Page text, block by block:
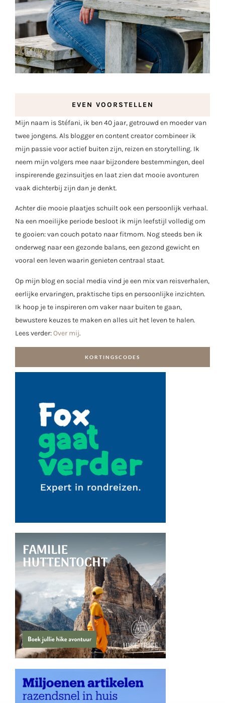
EVEN VOORSTELLEN
Mijn naam is Stéfani, ik ben 40 jaar, getrouwd en moeder van
twee jongens. Als blogger en content creator combineer ik
mijn passie voor actief buiten zijn, reizen en storytelling. Ik
neem mijn volgers mee naar bijzondere bestemmingen, deel
inspirerende gezinsuitjes en laat zien dat mooie avonturen
vaak dichterbij zijn dan je denkt.
Achter die mooie plaatjes schuilt ook een persoonlijk verhaal.
Na een moeilijke periode besloot ik mijn leefstijl volledig om
te gooien: van couch potato naar fitmom. Nog steeds ben ik
onderweg naar een gezonde balans, een gezond gewicht en
vooral een leven waarin genieten centraal staat.
Op mijn blog en social media vind je een mix van reisverhalen,
eerlijke ervaringen, praktische tips en persoonlijke inzichten.
Ik hoop je te inspireren om vaker naar buiten te gaan,
bewustere keuzes te maken en alles uit het leven te halen.
Lees verder:Over mij.
KORTINGSCODES